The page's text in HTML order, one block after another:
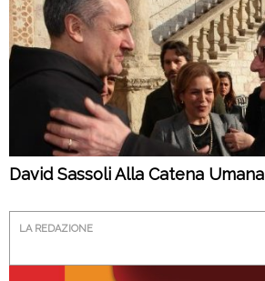
David Sassoli Alla Catena Umana
LA REDAZIONE